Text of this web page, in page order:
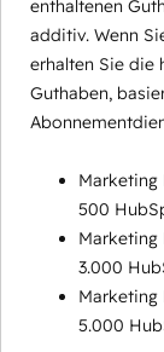
enthaltenen
additiv. Wenn
erhalten Sie die
Guthaben,
Marketing
500
Marketing
3.000
Marketing
5.000